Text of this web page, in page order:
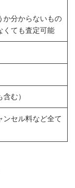
か分からないもの
くても査定可能
む）
ンセル料など全て